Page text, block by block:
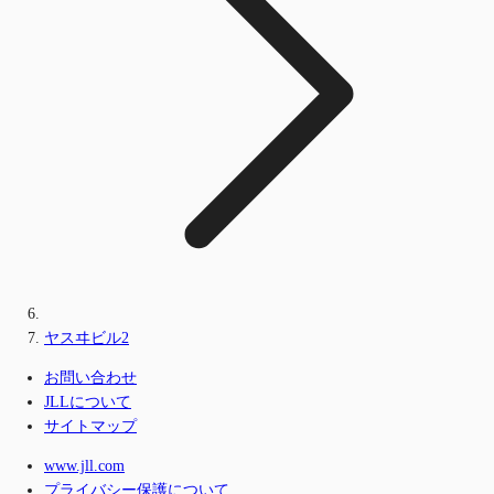
ヤスヰビル2
お問い合わせ
JLLについて
サイトマップ
www.jll.com
プライバシー保護について